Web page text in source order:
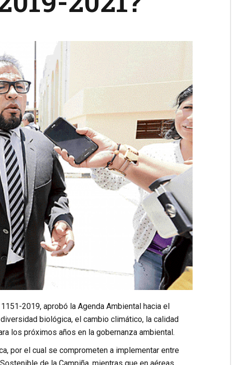
2019, aprobó la Agenda Ambiental hacia el
biológica, el cambio climático, la calidad
los próximos años en la gobernanza ambiental.
por el cual se comprometen a implementar entre